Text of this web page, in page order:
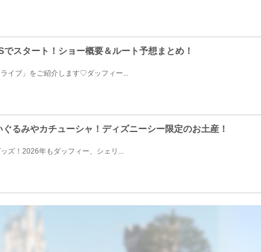
スタート！ショー概要＆ルート予想まとめ！
イブ」をご紹介します♡ダッフィー...
るみやカチューシャ！ディズニーシー限定のお土産！
ズ！2026年もダッフィー、シェリ...